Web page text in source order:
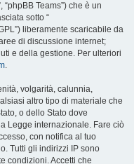
“phpBB Teams”) che è un
sotto “
liberamente scaricabile da
di discussione internet;
e della gestione. Per ulteriori
.
volgarità, calunnia,
altro tipo di materiale che
o dello Stato dove
Legge internazionale. Fare ciò
con notifica al tuo
Tutti gli indirizzi IP sono
condizioni. Accetti che